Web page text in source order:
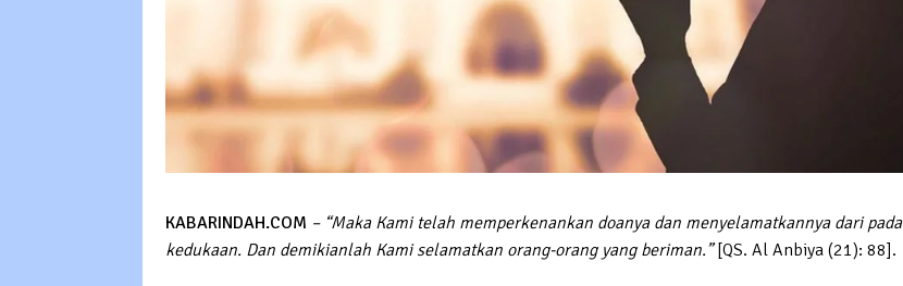
KABARINDAH.COM – “Maka Kami telah memperkenankan doanya dan menyelamatkannya dari pada
kedukaan. Dan demikianlah Kami selamatkan orang-orang yang beriman.”[QS. Al Anbiya (21): 88].